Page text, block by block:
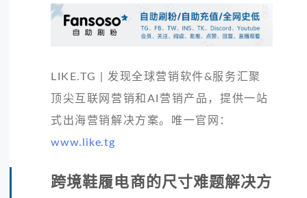
LIKE.TG | 发现全球营销软件&服务汇聚
顶尖互联网营销和AI营销产品，提供一站
式出海营销解决方案。唯一官网：
www.like.tg
跨境鞋履电商的尺寸难题解决方